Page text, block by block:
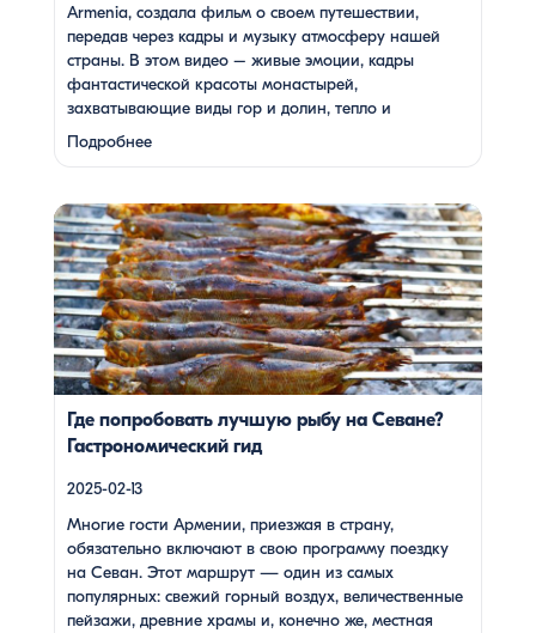
Armenia, создала фильм о своем путешествии,
передав через кадры и музыку атмосферу нашей
страны. В этом видео – живые эмоции, кадры
фантастической красоты монастырей,
захватывающие виды гор и долин, тепло и
душевность местных жителей, готовка и дегустация
блюд. Путешествие под завораживающие мелодии
погружением …
Подробнее
Многие гости Армении, приезжая в страну, обязательно
включают в свою программу поездку на Севан. Этот
маршрут — один из самых популярных: свежий горный
воздух, величественные пейзажи, древние храмы и,
конечно же, местная кухня. На Севане можно посетить
Севанаванк — знаменитый монастырь IX века,
расположенный на полуострове, а также Айраванк,
который менее известен, но не менее […]
Где попробовать лучшую рыбу на Севане?
Гастрономический гид
2025-02-13
Многие гости Армении, приезжая в страну,
обязательно включают в свою программу поездку
на Севан. Этот маршрут — один из самых
популярных: свежий горный воздух, величественные
пейзажи, древние храмы и, конечно же, местная